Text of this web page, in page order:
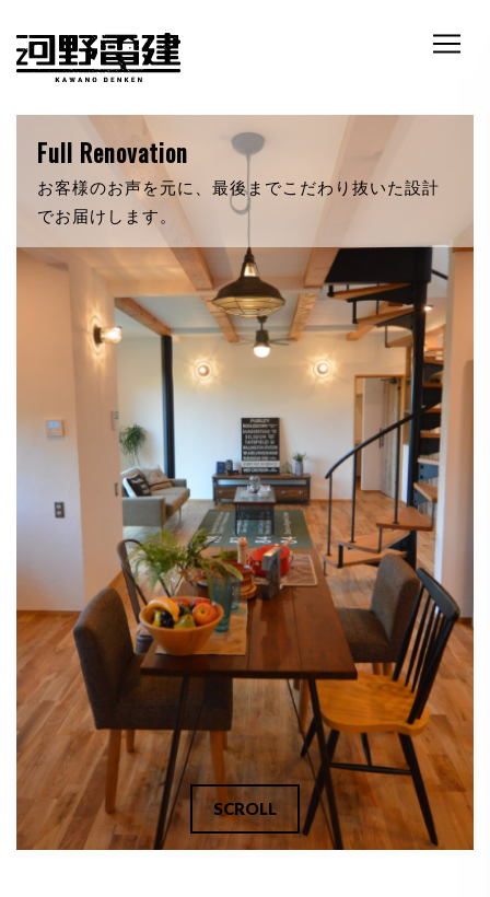
RETRO & NATURE
自然素材にこだわったあなただけの新築。いつでも
暖かく迎え入れてくれます。
SCROLL